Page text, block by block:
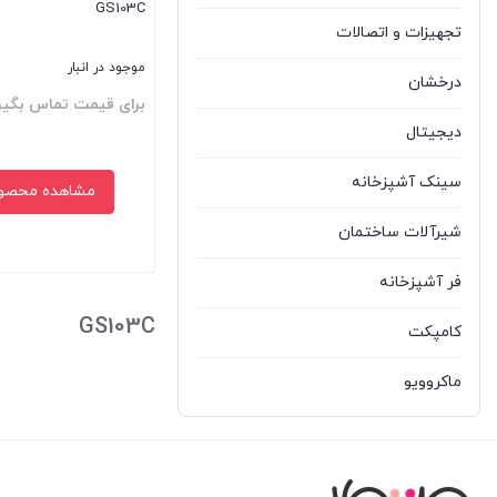
تجهیزات و اتصالات
درخشان
دیجیتال
سینک آشپزخانه
شیرآلات ساختمان
فر آشپزخانه
کامپکت
ماکروویو
هود آشپزخانه
GS103C
موجود در انبار
برای قیمت تماس
مشاهده
GS103C